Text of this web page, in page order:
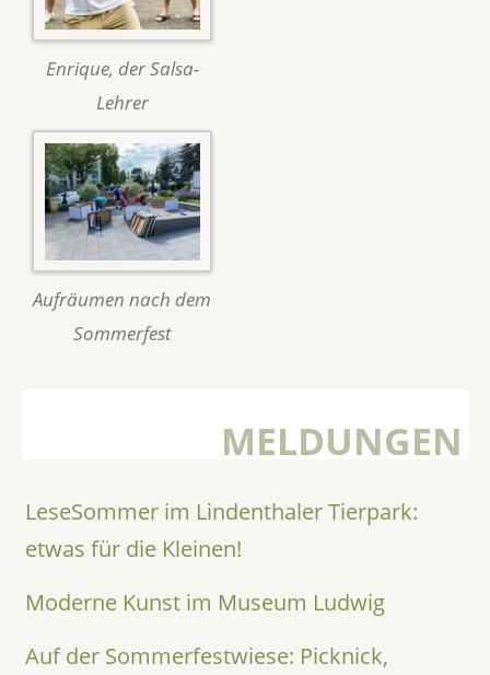
Enrique, der Salsa-
Lehrer
Aufräumen nach dem
Sommerfest
MELDUNGEN
LeseSommer im Lindenthaler Tierpark:
etwas für die Kleinen!
Moderne Kunst im Museum Ludwig
Auf der Sommerfestwiese: Picknick,